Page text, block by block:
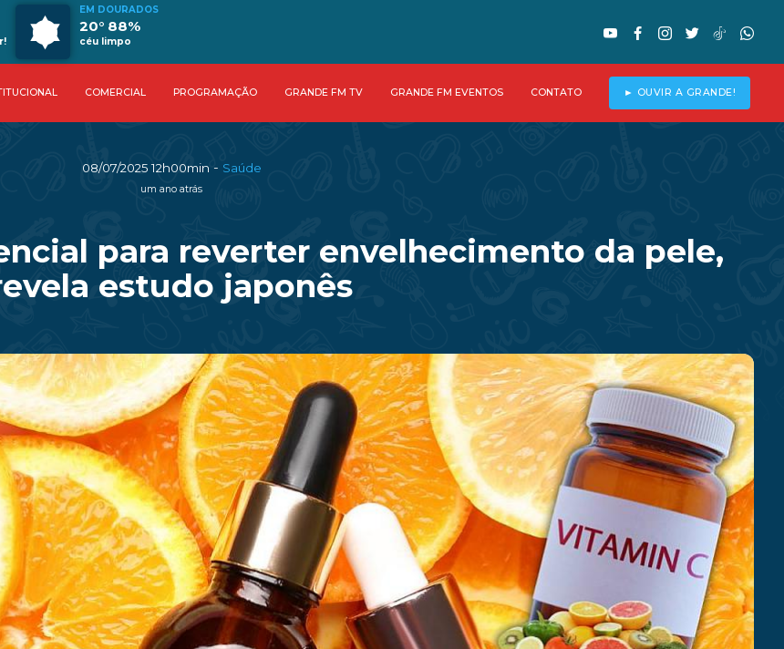
EM DOURADOS
20° 88%
céu limpo
COMERCIAL PROGRAMAÇÃO GRANDE FM TV GRANDE FM EVENTOS CONTATO ► OUVIR A GRANDE!
08/07/2025 12h00min - Saúde
um ano atrás
para reverter envelhecimento da pele,
estudo japonês